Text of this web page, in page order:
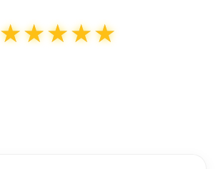
★★★★★
★★★★★